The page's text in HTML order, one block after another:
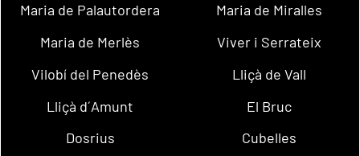
Maria de Palautordera
Maria de Miralles
Maria de Merlès
Viver i Serrateix
Vilobí del Penedès
Lliçà de Vall
Lliçà d´Amunt
El Bruc
Dosrius
Cubelles